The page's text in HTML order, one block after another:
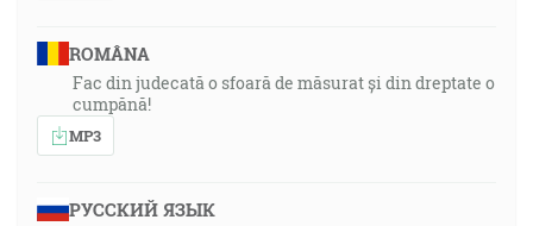
ROMÂNA
Fac din judecată o sfoară de măsurat și din dreptate o
cumpănă!
MP3
РУССКИЙ ЯЗЫК